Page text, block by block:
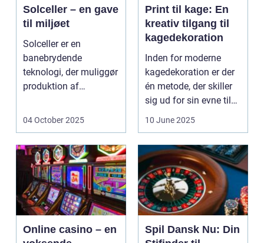
Solceller – en gave
til miljøet
Solceller er en
banebrydende
teknologi, der muliggør
produktion af
udnytt...
04 October 2025
Print til kage: En
kreativ tilgang til
kagedekoration
Inden for moderne
kagedekoration er der
én metode, der skiller
sig ud for sin evne til
at bri...
10 June 2025
Online casino – en
Spil Dansk Nu: Din